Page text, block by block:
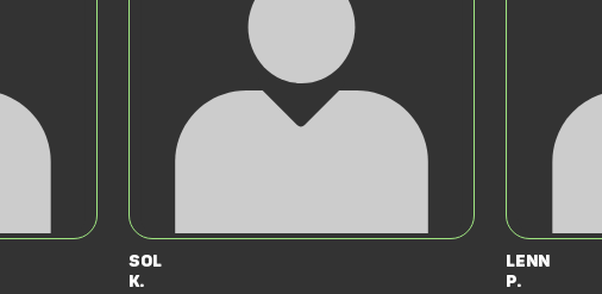
Sol
K.
Lenn
P.